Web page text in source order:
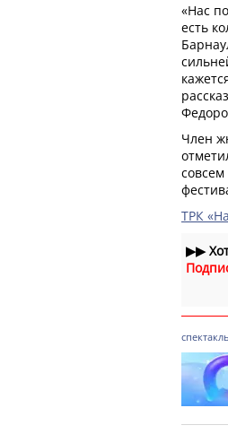
«Нас
есть
Член
ТРК
▶▶
спектакль